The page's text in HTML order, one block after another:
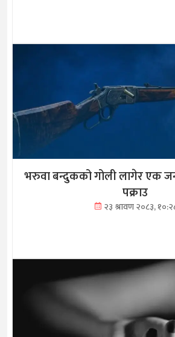
भरुवा बन्दुकको गोली लागेर एक
पक्राउ
२३ श्रावण २०८३,